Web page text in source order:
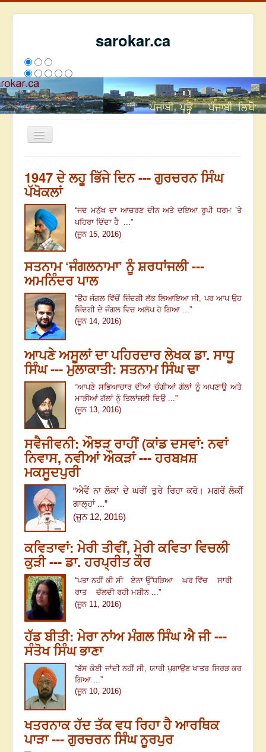
sarokar.ca
Toggle
ਰਚਨਾਵਾਂ
ਸਰੋਕਾਰ ਦੇ ਲੇਖਕ
ਸੰਪਰਕ
We have 233 guests and no members online
ਇਸ ਹਫਤੇ
1947 ਦੇ ਲਹੂ ਭਿੱਜੇ ਦਿਨ --- ਗੁਰਚਰਨ ਸਿੰਘ
ਪੱਖੋਕਲਾਂ
“ਜਦ ਮਨੁੱਖ ਦਾ ਆਚਰਣ ਦੀਨ ਅਤੇ ਦਇਆ ਰੂਪੀ ਧਰਮ ’ਤੇ
ਪਹਿਰਾ ਦਿੰਦਾ ਹੈ ...”
(ਜੂਨ 15, 2016)
ਸਤਨਾਮ ‘ਜੰਗਲਨਾਮਾ’ ਨੂੰ ਸ਼ਰਧਾਂਜਲੀ ---
ਅਮਨਿੰਦਰ ਪਾਲ
“ਉਹ ਜੰਗਲ ਵਿੱਚੋਂ ਜ਼ਿੰਦਗੀ ਲੱਭ ਲਿਆਇਆ ਸੀ, ਪਰ ਆਪ ਉਹ
ਜ਼ਿੰਦਗੀ ਦੇ ਜੰਗਲ ਵਿਚ ਅਲੋਪ ਹੋ ਗਿਆ ...”
(ਜੂਨ 14, 2016)
ਆਪਣੇ ਅਸੂਲਾਂ ਦਾ ਪਹਿਰਦਾਰ ਲੇਖਕ ਡਾ. ਸਾਧੂ
ਸਿੰਘ --- ਮੁਲਾਕਾਤੀ: ਸਤਨਾਮ ਸਿੰਘ ਢਾ
“ਆਪਣੇ ਸਭਿਆਚਾਰ ਦੀਆਂ ਚੰਗੀਆਂ ਗੱਲਾਂ ਨੂੰ ਅਪਣਾਉ ਅਤੇ
ਮਾੜੀਆਂ ਗੱਲਾਂ ਨੂੰ ਤਿਲਾਂਜਲੀ ਦਿਉ ...”
(ਜੂਨ 13, 2016)
ਸਵੈਜੀਵਨੀ: ਔਝੜ ਰਾਹੀਂ (ਕਾਂਡ ਦਸਵਾਂ: ਨਵਾਂ
ਨਿਵਾਸ, ਨਵੀਆਂ ਔਕੜਾਂ --- ਹਰਬਖ਼ਸ਼
ਮਕਸੂਦਪੁਰੀ
“ਐਵੈਂ ਨਾ ਲੋਕਾਂ ਦੇ ਘਰੀਂ ਤੁਰੇ ਰਿਹਾ ਕਰੋ। ਮਗਰੋਂ ਲੋਕੀਂ
ਗਾਲ੍ਹਾਂ ...”
(ਜੂਨ 12, 2016)
ਕਵਿਤਾਵਾਂ: ਮੇਰੀ ਤੀਵੀਂ, ਮੇਰੀ ਕਵਿਤਾ ਵਿਚਲੀ
ਕੁੜੀ --- ਡਾ. ਹਰਪ੍ਰੀਤ ਕੌਰ
“ਪਤਾ ਨਹੀਂ ਕੀ ਸੀ ਏਨਾ ਉੱਧੜਿਆ ਘਰ ਵਿੱਚ ਸਾਰੀ
ਰਾਤ ਚੱਲਦੀ ਰਹੀ ਮਸ਼ੀਨ ...”
(ਜੂਨ 11, 2016)
ਹੱਡ ਬੀਤੀ: ਮੇਰਾ ਨਾਂਅ ਮੰਗਲ ਸਿੰਘ ਐ ਜੀ ---
ਸੰਤੋਖ ਸਿੰਘ ਭਾਣਾ
“ਬੱਸ ਕੋਈ ਜਾਂਦੀ ਨਹੀਂ ਸੀ, ਯਾਰੀ ਪੁਗਾਉਣ ਖਾਤਰ ਸਿਰੜ ਕਰ
ਗਿਆ ...”
(ਜੂਨ 10, 2016)
ਖਤਰਨਾਕ ਹੱਦ ਤੱਕ ਵਧ ਰਿਹਾ ਹੈ ਆਰਥਿਕ
ਪਾੜਾ --- ਗੁਰਚਰਨ ਸਿੰਘ ਨੂਰਪੁਰ